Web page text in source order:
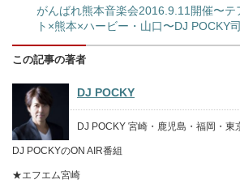
がんばれ熊本音楽会2016.9.11開催〜テ
ト×熊本×ハービー・山口〜DJ POCKY
この記事の著者
DJ POCKY
DJ POCKY 宮崎・鹿児島・福岡・東
DJ POCKYのON AIR番組
★エフエム宮崎